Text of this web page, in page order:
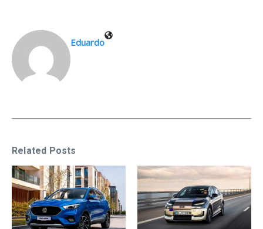
Eduardo
Related Posts